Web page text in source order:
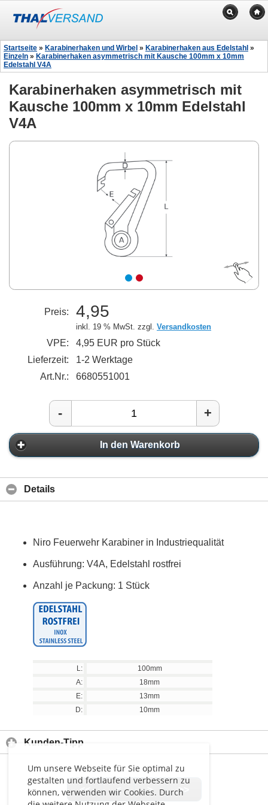
Um unsere Webseite für Sie optimal zu
gestalten und fortlaufend verbessern zu
können, verwenden wir Cookies. Durch
Startseite » Karabinerhaken und Wirbel » Karabinerhaken aus Edelstahl »
Einzeln » Karabinerhaken asymmetrisch mit Kausche 100mm x 10mm
Edelstahl V4A
Karabinerhaken asymmetrisch mit
Kausche 100mm x 10mm Edelstahl
V4A
Preis: 4,95
inkl. 19 % MwSt. zzgl. Versandkosten
VPE:
4,95 EUR pro Stück
Lieferzeit:
1-2 Werktage
Art.Nr.:
6680551001
- +
In den Warenkorb
Details
Niro Feuerwehr Karabiner in Industriequalität
Ausführung: V4A, Edelstahl rostfrei
Anzahl je Packung: 1 Stück
L:
100mm
A:
18mm
E:
13mm
D:
10mm
Kunden-Tipp
<< < > >>